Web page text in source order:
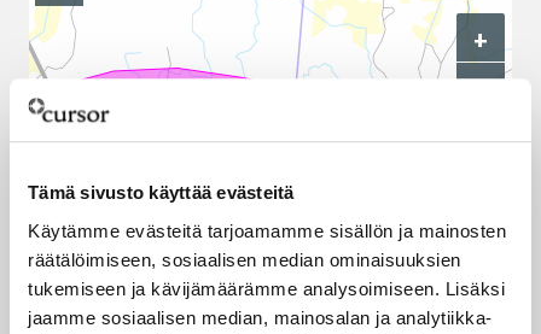
Tämä sivusto käyttää evästeitä
Käytämme evästeitä tarjoamamme sisällön ja mainosten
räätälöimiseen, sosiaalisen median ominaisuuksien
tukemiseen ja kävijämäärämme analysoimiseen. Lisäksi
jaamme sosiaalisen median, mainosalan ja analytiikka-